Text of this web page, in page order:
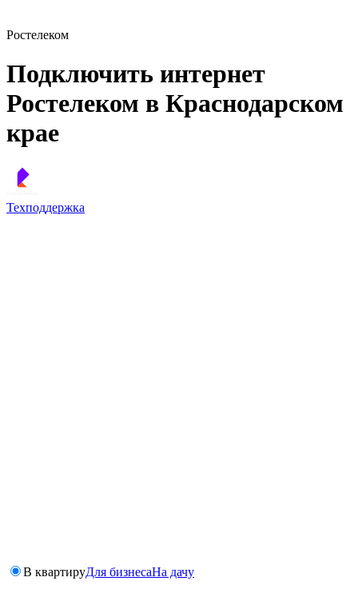
Ростелеком
Подключить интернет
Ростелеком в Краснодарском
крае
Техподдержка
В квартируДля бизнесаНа дачу